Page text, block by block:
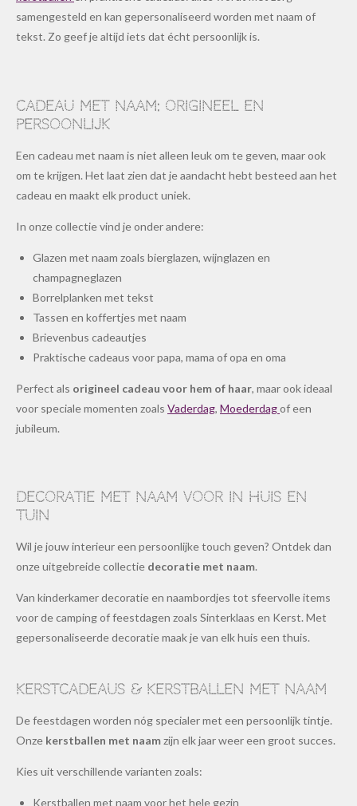
samengesteld en kan gepersonaliseerd worden met naam of
tekst. Zo geef je altijd iets dat écht persoonlijk is.
Cadeau met naam: origineel en
persoonlijk
Een cadeau met naam is niet alleen leuk om te geven, maar ook
om te krijgen. Het laat zien dat je aandacht hebt besteed aan het
cadeau en maakt elk product uniek.
In onze collectie vind je onder andere:
Glazen met naam zoals bierglazen, wijnglazen en
champagneglazen
Borrelplanken met tekst
Tassen en koffertjes met naam
Brievenbus cadeautjes
Praktische cadeaus voor papa, mama of opa en oma
Perfect als origineel cadeau voor hem of haar, maar ook ideaal
voor speciale momenten zoals Vaderdag, Moederdagof een
jubileum.
Decoratie met naam voor in huis en
tuin
Wil je jouw interieur een persoonlijke touch geven? Ontdek dan
onze uitgebreide collectie decoratie met naam.
Van kinderkamer decoratie en naambordjes tot sfeervolle items
voor de camping of feestdagen zoals Sinterklaas en Kerst. Met
gepersonaliseerde decoratie maak je van elk huis een thuis.
Kerstcadeaus & kerstballen met naam
De feestdagen worden nóg specialer met een persoonlijk tintje.
Onze kerstballen met naamzijn elk jaar weer een groot succes.
Kies uit verschillende varianten zoals:
Kerstballen met naam voor het hele gezin